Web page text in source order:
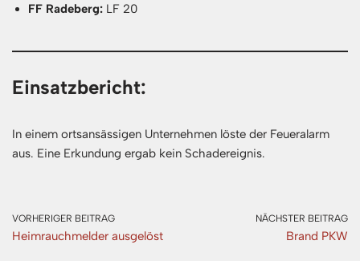
FF Radeberg: LF 20
Einsatzbericht:
In einem ortsansässigen Unternehmen löste der Feueralarm
aus. Eine Erkundung ergab kein Schadereignis.
VORHERIGER BEITRAG
Heimrauchmelder ausgelöst
NÄCHSTER BEITRAG
Brand PKW